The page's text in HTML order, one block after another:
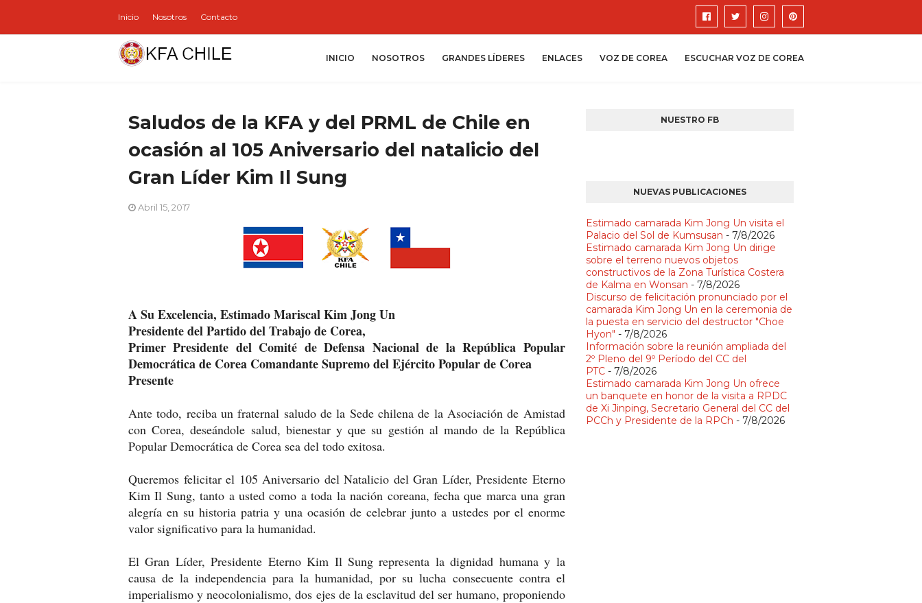
Inicio Nosotros Contacto
INICIO NOSOTROS GRANDES LÍDERES ENLACES VOZ DE COREA ESCUCHAR VOZ DE COREA
Saludos de la KFA y del PRML de Chile en
ocasión al 105 Aniversario del natalicio del
Gran Líder Kim Il Sung
Abril 15, 2017
A Su Excelencia, Estimado Mariscal Kim Jong Un
Presidente del Partido del Trabajo de Corea,
Primer Presidente del Comité de Defensa Nacional de la República Popular
Democrática de Corea Comandante Supremo del Ejército Popular de Corea
Presente
Ante todo, reciba un fraternal saludo de la Sede chilena de la Asociación de Amistad
con Corea, deseándole salud, bienestar y que su gestión al mando de la República
Popular Democrática de Corea sea del todo exitosa.
Queremos felicitar el 105 Aniversario del Natalicio del Gran Líder, Presidente Eterno
Kim Il Sung, tanto a usted como a toda la nación coreana, fecha que marca una gran
alegría en su historia patria y una ocasión de celebrar junto a ustedes por el enorme
valor significativo para la humanidad.
El Gran Líder, Presidente Eterno Kim Il Sung representa la dignidad humana y la
causa de la independencia para la humanidad, por su lucha consecuente contra el
imperialismo y neocolonialismo, dos ejes de la esclavitud del ser humano, proponiendo
NUESTRO FB
NUEVAS PUBLICACIONES
Estimado camarada Kim Jong Un visita el
Palacio del Sol de Kumsusan - 7/8/2026
Estimado camarada Kim Jong Un dirige
sobre el terreno nuevos objetos
constructivos de la Zona Turística Costera
de Kalma en Wonsan - 7/8/2026
Discurso de felicitación pronunciado por el
camarada Kim Jong Un en la ceremonia de
la puesta en servicio del destructor "Choe
Hyon" - 7/8/2026
Información sobre la reunión ampliada del
2º Pleno del 9º Período del CC del
PTC- 7/8/2026
Estimado camarada Kim Jong Un ofrece
un banquete en honor de la visita a RPDC
de Xi Jinping, Secretario General del CC del
PCCh y Presidente de la RPCh - 7/8/2026